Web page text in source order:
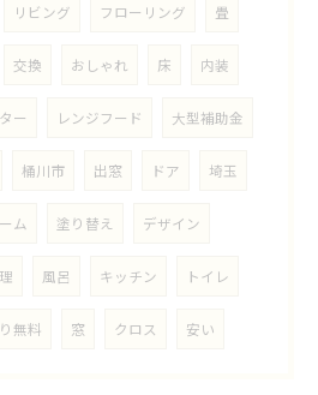
リビング フローリング 畳
交換 おしゃれ 床 内装
ー レンジフード 大型補助金
桶川市 出窓 ドア 埼玉
ム 塗り替え デザイン
風呂 キッチン トイレ
無料 窓 クロス 安い